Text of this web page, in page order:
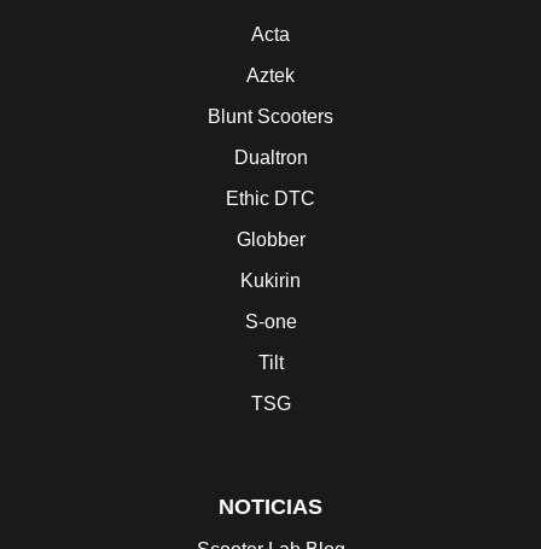
Acta
Aztek
Blunt Scooters
Dualtron
Ethic DTC
Globber
Kukirin
S-one
Tilt
TSG
NOTICIAS